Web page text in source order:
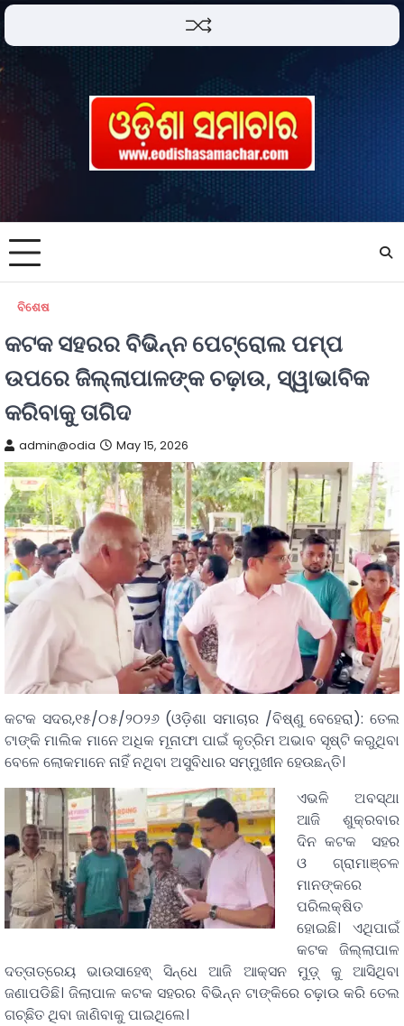
ବିଶେଷ
କଟକ ସହରର ବିଭିନ୍ନ ପେଟ୍ରୋଲ ପମ୍ପ
ଉପରେ ଜିଲ୍ଲାପାଳଙ୍କ ଚଢ଼ାଉ, ସ୍ୱାଭାବିକ
କରିବାକୁ ତାଗିଦ
admin@odia May 15, 2026
କଟକ ସଦର,୧୫/୦୫/୨୦୨୬ (ଓଡ଼ିଶା ସମାଚାର /ବିଷ୍ଣୁ ବେହେରା): ତେଲ
ଟାଙ୍କି ମାଲିକ ମାନେ ଅଧିକ ମୂନାଫା ପାଇଁ କୃତ୍ରିମ ଅଭାବ ସୃଷ୍ଟି କରୁଥିବା
ବେଳେ ଲୋକମାନେ ନାହିଁ ନଥିବା ଅସୁବିଧାର ସମ୍ମୁଖୀନ ହେଉଛନ୍ତି।
ଏଭଳି ଅବସ୍ଥା
ଆଜି ଶୁକ୍ରବାର
ଦିନ କଟକ ସହର
ଓ ଗ୍ରାମାଞ୍ଚଳ
ମାନଙ୍କରେ
ପରିଲକ୍ଷିତ
ହୋଇଛି। ଏଥିପାଇଁ
କଟକ ଜିଲ୍ଲାପାଳ
ଦତ୍ତାତ୍ରେୟ ଭାଉସାହେଵ୍ ସିନ୍ଧେ ଆଜି ଆକ୍ସନ ମୁଡ଼୍ କୁ ଆସିଥିବା
ଜଣାପଡିଛି। ଜିଲାପାଳ କଟକ ସହରର ବିଭିନ୍ନ ଟାଙ୍କିରେ ଚଢ଼ାଉ କରି ତେଲ
ଗଚ୍ଛିତ ଥିବା ଜାଣିବାକୁ ପାଇଥିଲେ।